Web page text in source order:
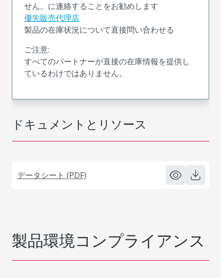
ドキュメントとリソース
データシート (PDF)
せん。に連絡することをお勧めします
優先販売代理店
製品の在庫状況について直接問い合わせる
ご注意:
すべてのパートナーが直接の在庫情報を提供し
ているわけではありません。
製品環境コンプライアンス